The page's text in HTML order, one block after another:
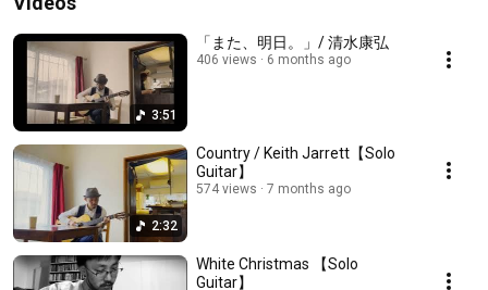
3:51
「また、明日。」/ 清水康弘
406 views 6 months ago
2:32
Country / Keith Jarrett【Solo
Guitar】
574 views 7 months ago
White Christmas 【Solo
Guitar】